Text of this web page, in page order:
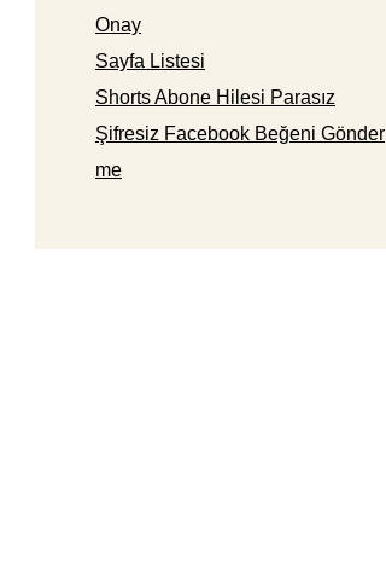
Onay
Sayfa Listesi
Shorts Abone Hilesi Parasız
Şifresiz Facebook Beğeni Gönder
me